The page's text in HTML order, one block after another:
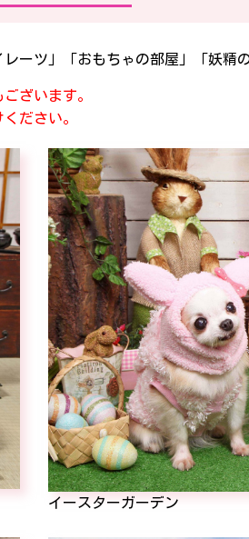
ーツ」「おもちゃの部屋」「妖精
ざいます。
ださい。
イースターガーデン